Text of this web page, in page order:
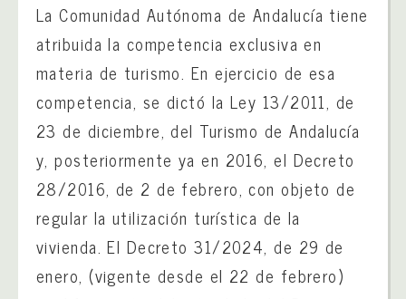
La Comunidad Autónoma de Andalucía tiene
atribuida la competencia exclusiva en
materia de turismo. En ejercicio de esa
competencia, se dictó la Ley 13/2011, de
23 de diciembre, del Turismo de Andalucía
y, posteriormente ya en 2016, el Decreto
28/2016, de 2 de febrero, con objeto de
regular la utilización turística de la
vivienda. El Decreto 31/2024, de 29 de
enero, (vigente desde el 22 de febrero)